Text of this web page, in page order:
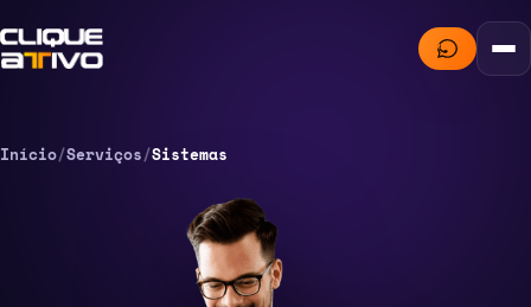
Início/Serviços/Sistemas